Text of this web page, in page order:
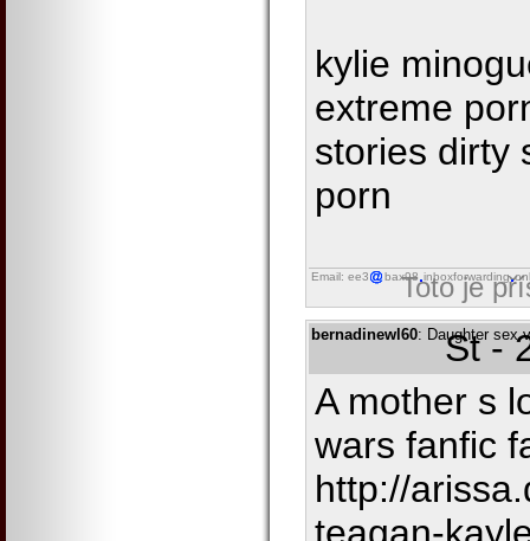
kylie
extreme
stories dirty
porn
Email: ee3 bax98 inboxforwarding
Toto je
bernadinewl60: Daughter sex
St -
A mother s
wars fanfic
http://